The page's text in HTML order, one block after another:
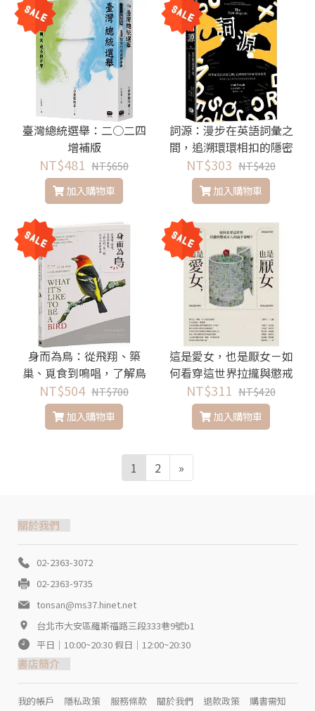
臺灣總統選舉：二○二四
增補版
NT$481 NT$650
加入購物車
詞源：漫步在英語詞彙之
間，追溯環環相扣的隱密
源流
NT$303 NT$420
加入購物車
身而為鳥：從飛翔、築
巢、覓食到鳴唱，了解鳥
的一舉一動，以及其中的
道理
NT$504 NT$700
加入購物車
這是愛女，也是厭女－如
何看穿這世界拉攏與懲戒
女人的兩手策略？
NT$311 NT$420
加入購物車
1 2 »
關於我們
02-2363-3072
02-2363-9735
tonsan@ms37.hinet.net
台北市大安區羅斯福路三段333巷9號b1
平日｜10:00~20:30 假日｜12:00~20:30
書店簡介
我的帳戶 隱私政策 服務條款 關於我們 退款政策 購書需知